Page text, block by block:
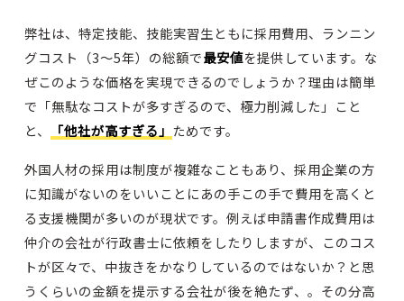
弊社は、特定技能、技能実習生ともに採用費用、ランニン
グコスト（3～5年）の総額で最安値を提供しています。な
ぜこのような価格を実現できるのでしょうか？理由は簡単
で「無駄なコストが多すぎるので、極力削減した」こと
と、
「他社が高すぎる」 ためです。
外国人材の採用は制度が複雑なこともあり、採用企業の方
に知識がないのをいいことにあの手この手で費用を高くと
る支援機関が多いのが現状です。例えば申請書作成費用は
仲介の会社が行政書士に依頼をしたりしますが、このコス
トが区々で、中抜きをかなりしているのではないか？と思
うくらいの金額を提示する会社が後を絶たず、。その分高